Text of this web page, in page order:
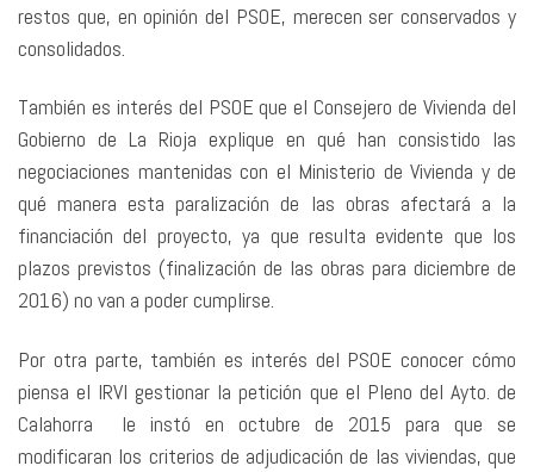
restos que, en opinión del PSOE, merecen ser conservados y
consolidados.
También es interés del PSOE que el Consejero de Vivienda del
Gobierno de La Rioja explique en qué han consistido las
negociaciones mantenidas con el Ministerio de Vivienda y de
qué manera esta paralización de las obras afectará a la
financiación del proyecto, ya que resulta evidente que los
plazos previstos (finalización de las obras para diciembre de
2016) no van a poder cumplirse.
Por otra parte, también es interés del PSOE conocer cómo
piensa el IRVI gestionar la petición que el Pleno del Ayto. de
Calahorra le instó en octubre de 2015 para que se
modificaran los criterios de adjudicación de las viviendas, que